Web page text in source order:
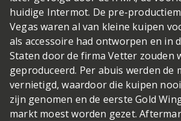
huidige Intermot. De pre-
Vegas waren al van kleine kuipen
als accessoire had ontworpen en in
Staten door de firma Vetter zouden
geproduceerd. Per abuis werden de
vernietigd, waardoor die kuipen
zijn genomen en de eerste Gold
markt moest worden gezet.